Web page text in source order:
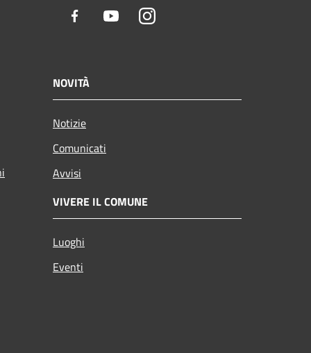
Facebook YoutubeInstagram
NOVITÀ
Notizie
Comunicati
Avvisi
VIVERE IL COMUNE
Luoghi
Eventi